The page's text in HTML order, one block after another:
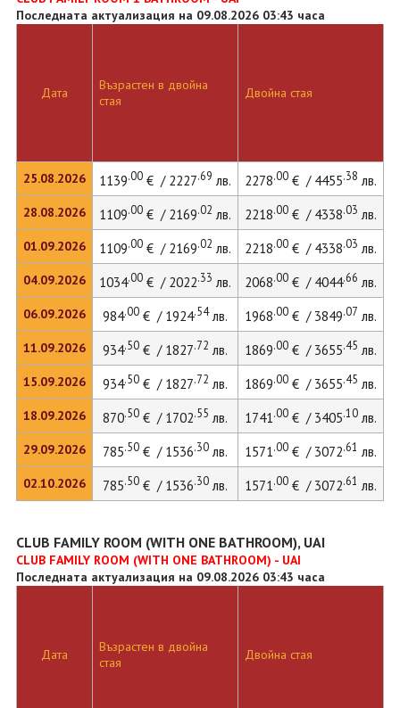
Последната актуализация на 09.08.2026 03:43 часа
Дата
25.08.2026
28.08.2026
01.09.2026
04.09.2026
06.09.2026
11.09.2026
15.09.2026
18.09.2026
29.09.2026
02.10.2026
Възрастен в двойна
стая
Двойна стая
1139.00€ / 2227.69 лв. 2278.00€ / 4455.38 лв.
1109.00€ / 2169.02 лв. 2218.00€ / 4338.03 лв.
1109.00€ / 2169.02 лв. 2218.00€ / 4338.03 лв.
1034.00€ / 2022.33 лв. 2068.00€ / 4044.66 лв.
984.00€ / 1924.54лв. 1968.00€ / 3849.07 лв.
934.50€ / 1827.72 лв. 1869.00€ / 3655.45 лв.
934.50€ / 1827.72 лв. 1869.00€ / 3655.45 лв.
870.50€ / 1702.55 лв. 1741.00€ / 3405.10лв.
785.50€ / 1536.30лв. 1571.00€ / 3072.61 лв.
785.50€ / 1536.30лв. 1571.00€ / 3072.61 лв.
CLUB FAMILY ROOM (WITH ONE BATHROOM), UAI
CLUB FAMILY ROOM (WITH ONE BATHROOM) - UAI
Последната актуализация на 09.08.2026 03:43 часа
Дата
Възрастен в двойна
стая
Двойна стая